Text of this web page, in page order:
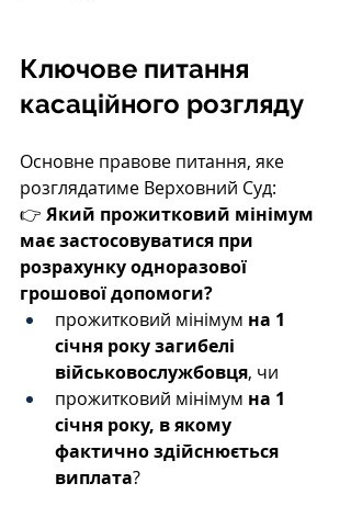
Ключове питання
касаційного розгляду
Основне правове питання, яке
розглядатиме Верховний Суд:
👉 Який прожитковий мінімум
має застосовуватися при
розрахунку одноразової
грошової допомоги?
прожитковий мінімум на 1
січня року загибелі
військовослужбовця, чи
прожитковий мінімум на 1
січня року, в якому
фактично здійснюється
виплата?